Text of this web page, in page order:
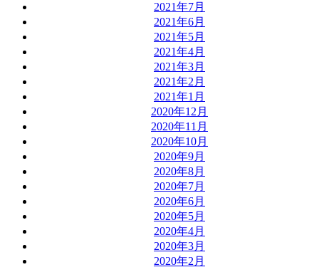
2021年7月
2021年6月
2021年5月
2021年4月
2021年3月
2021年2月
2021年1月
2020年12月
2020年11月
2020年10月
2020年9月
2020年8月
2020年7月
2020年6月
2020年5月
2020年4月
2020年3月
2020年2月